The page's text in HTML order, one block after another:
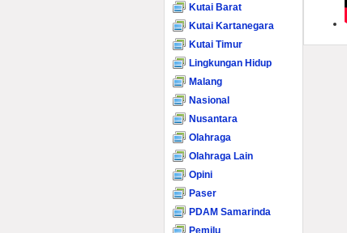
Kutai Barat
Kutai Kartanegara
Kutai Timur
Lingkungan Hidup
Malang
Nasional
Nusantara
Olahraga
Olahraga Lain
Opini
Paser
PDAM Samarinda
Pemilu